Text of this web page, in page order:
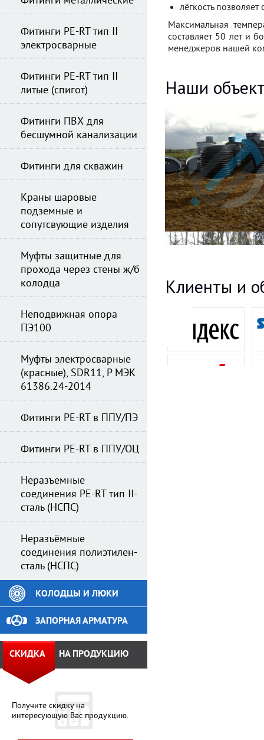
лёгкость
Максимальная
составляет 50 лет и
менеджеров нашей
Наши
Клиенты и
Фитинги PE-RT тип II
электросварные
Фитинги PE-RT тип II
литые (спигот)
Фитинги ПВХ для
бесшумной канализации
Фитинги для скважин
Краны шаровые
подземные и
сопутсвующие изделия
Муфты защитные для
прохода через стены ж/б
колодца
Неподвижная опора
ПЭ100
Муфты электросварные
(красные), SDR11, Р МЭК
61386.24-2014
Фитинги PE-RT в ППУ/ПЭ
Фитинги PE-RT в ППУ/ОЦ
Неразъемные
соединения PE-RT тип II-
сталь (НСПС)
Неразъёмные
соединения полиэтилен-
сталь (НСПС)
КОЛОДЦЫ И ЛЮКИ
ЗАПОРНАЯ АРМАТУРА
Получите скидку на
интересующую Вас продукцию.
СКИДКА НА ПРОДУКЦИЮ